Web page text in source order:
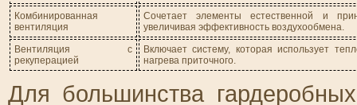
Комбинированная
вентиляция
Сочетает элементы естественной и
увеличивая эффективность воздухообмена.
Вентиляция с
рекуперацией
Включает систему, которая использует
нагрева приточного.
Для большинства